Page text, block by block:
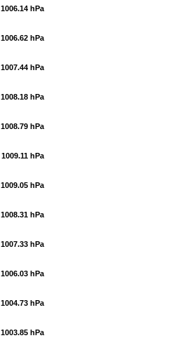
1006.14 hPa
1006.62 hPa
1007.44 hPa
1008.18 hPa
1008.79 hPa
1009.11 hPa
1009.05 hPa
1008.31 hPa
1007.33 hPa
1006.03 hPa
1004.73 hPa
1003.85 hPa